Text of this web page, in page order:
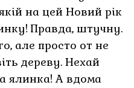
на цей Новий рік
Правда, штучну.
але просто от не
дереву. Нехай
ялинка! А вдома